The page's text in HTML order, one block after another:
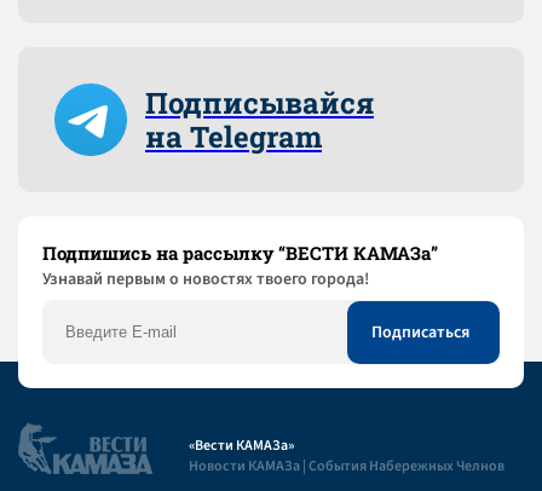
Подписывайся
на Telegram
Подпишись на рассылку “ВЕСТИ КАМАЗа”
Узнaвай первым о новостях твоего города!
«Вести КАМАЗа»
Новости КАМАЗа | События Набережных Челнов